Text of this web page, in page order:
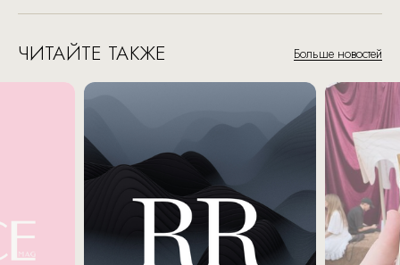
ЧИТАЙТЕ ТАКЖЕ Больше новостей